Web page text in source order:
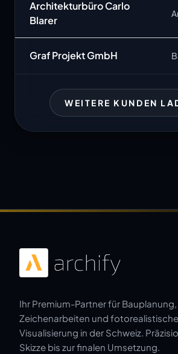
Architekturbüro Carlo
Blarer
Graf Projekt GmbH
WEITERE KUNDEN
Ihr Premium-Partner für
Zeichenarbeiten und
Visualisierung in der Schweiz.
Skizze bis zur finalen Umsetzung.